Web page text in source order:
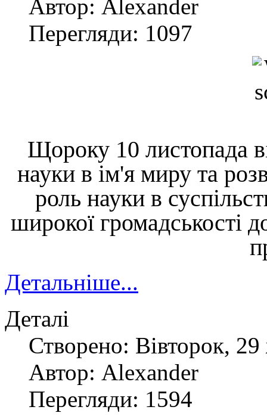
Автор: Alexander
Перегляди: 1097
Щороку 10 листопада
науки в ім'я миру та
роль науки в
широкої громадськості
Детальніше...
Деталі
Створено: Вівторок,
Автор: Alexander
Перегляди: 1594